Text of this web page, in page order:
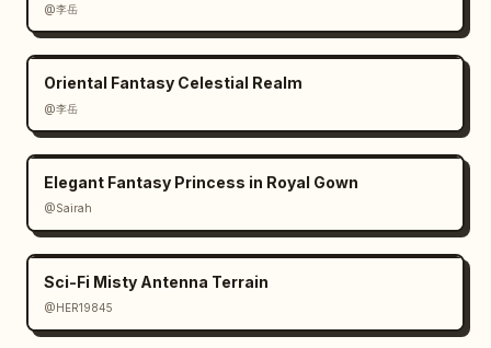
@李岳
Oriental Fantasy Celestial Realm
@李岳
Elegant Fantasy Princess in Royal Gown
@Sairah
Sci-Fi Misty Antenna Terrain
@HER19845